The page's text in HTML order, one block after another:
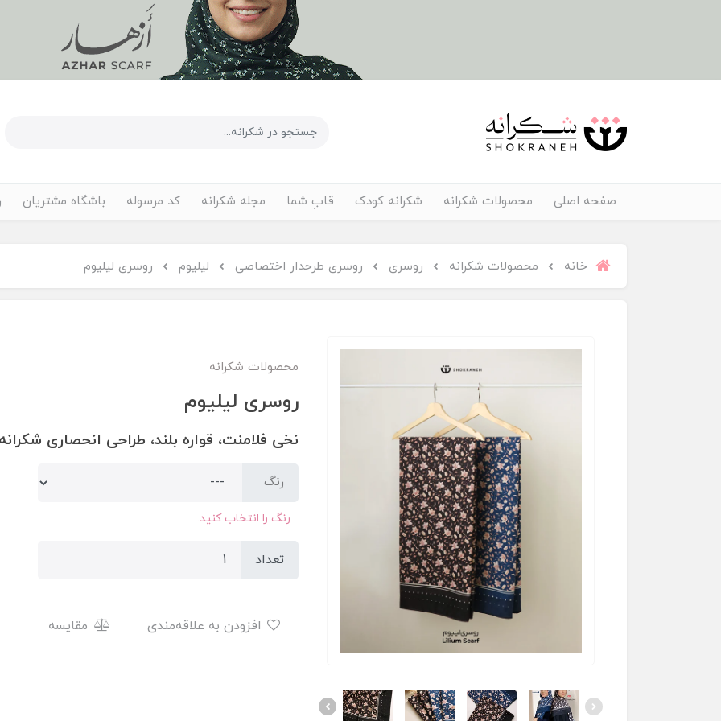
صفحه اصلی محصولات شکرانه شکرانه کودک قابِ شما مجله شکرانه کد مرسوله باشگاه مشتریان
خانه محصولات شکرانه روسری روسری طرحدار اختصاصی لیلیوم روسری لیلیوم
محصولات شکرانه
روسری لیلیوم
نخی فلامنت،‌ قواره بلند، طراحی انحصاری
رنگ
رنگ را انتخاب کنید.
تعداد
مقایسه